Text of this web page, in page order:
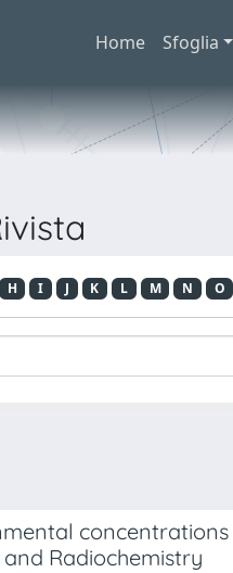
Home Sfoglia
H I J K L M N O
Radiochemistry